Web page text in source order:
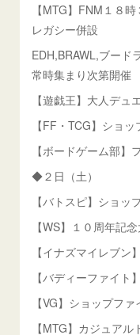
【MTG】FNM１８
レガシー併設
EDH,BRAWL,ブード
常時集まり次第開催
【遊戯王】大人デュ
【FF・TCG】ショ
【ボードゲーム部】
◆２日（土）
【バトスピ】ショッ
【WS】１０周年記
【イナズマイレブン
【バディーファイト
【VG】ショップフ
【MTG】カジュア